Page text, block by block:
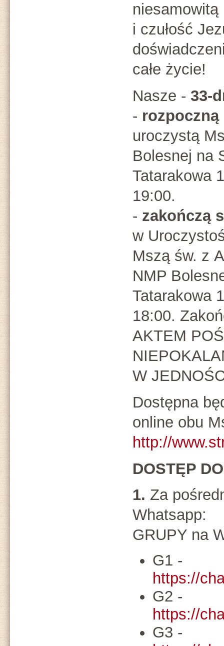
niesamowitą
i czułość
całe życie!
Nasze - 33-
- rozpoczną
uroczystą
Bolesnej na
Tatarakowa
19:00.
- zakończą
w
Mszą św. z
NMP
Tatarakowa
18:00.
AKTEM
W
Dostępna
online obu
http://
DOSTĘP
1. Za
Whatsapp:
GRUPY na
G1 -
https://
G2 -
https://
G3 -